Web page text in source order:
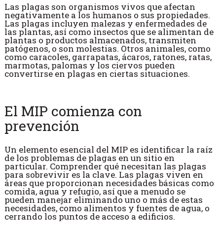
Las plagas son organismos vivos que afectan
negativamente a los humanos o sus propiedades.
Las plagas incluyen malezas y enfermedades de
las plantas, así como insectos que se alimentan de
plantas o productos almacenados, transmiten
patógenos, o son molestias. Otros animales, como
como caracoles, garrapatas, ácaros, ratones, ratas,
marmotas, palomas y los ciervos pueden
convertirse en plagas en ciertas situaciones.
El MIP comienza con
prevención
Un elemento esencial del MIP es identificar la raíz
de los problemas de plagas en un sitio en
particular. Comprender qué necesitan las plagas
para sobrevivir es la clave. Las plagas viven en
áreas que proporcionan necesidades básicas como
comida, agua y refugio, así que a menudo se
pueden manejar eliminando uno o más de estas
necesidades, como alimentos y fuentes de agua, o
cerrando los puntos de acceso a edificios.